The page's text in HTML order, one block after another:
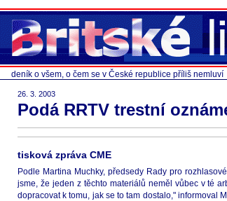
deník o všem, o čem se v České republice příliš nemluví
26. 3. 2003
Podá RRTV trestní
tisková zpráva CME
Podle Martina Muchky, předsedy Rady pro
jsme, že jeden z těchto materiálů neměl vůbec v té
dopracovat k tomu, jak se to tam dostalo," informoval